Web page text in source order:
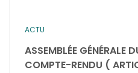
ACTU
ASSEMBLÉE GÉNÉRALE
COMPTE-RENDU (